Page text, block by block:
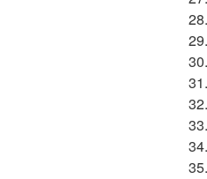
28.
29.
30.
31.
32.
33.
34.
35.